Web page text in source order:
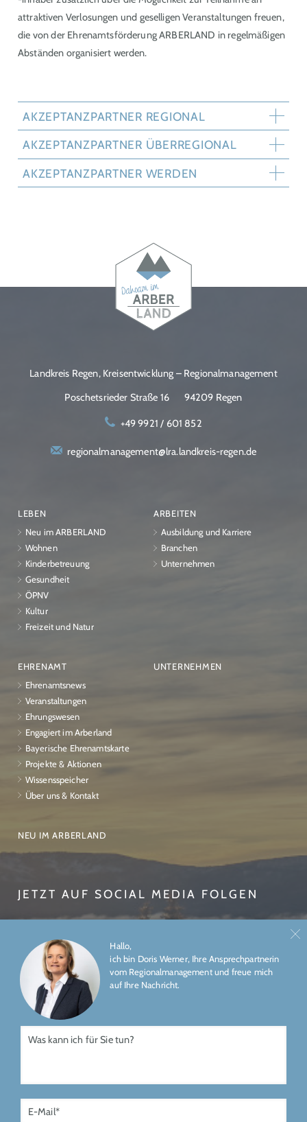
attraktiven Verlosungen und geselligen Veranstaltungen freuen,
die von der Ehrenamtsförderung ARBERLAND in regelmäßigen
Abständen organisiert werden.
AKZEPTANZPARTNER REGIONAL
AKZEPTANZPARTNER ÜBERREGIONAL
AKZEPTANZPARTNER WERDEN
Hallo,
ich bin Doris Werner, Ihre Ansprechpartnerin
vom Regionalmanagement und freue mich
auf Ihre Nachricht.
Landkreis Regen, Kreisentwicklung – Regionalmanagement
Poschetsrieder Straße 16
94209 Regen
+49 9921 / 601 852
regionalmanagement@lra.landkreis-regen.de
LEBEN
Neu im ARBERLAND
Wohnen
Kinderbetreuung
Gesundheit
ÖPNV
Kultur
Freizeit und Natur
ARBEITEN
Ausbildung und Karriere
Branchen
Unternehmen
EHRENAMT
Ehrenamtsnews
Veranstaltungen
Ehrungswesen
Engagiert im Arberland
Bayerische Ehrenamtskarte
Projekte & Aktionen
Wissensspeicher
Über uns & Kontakt
UNTERNEHMEN
NEU IM ARBERLAND
JETZT AUF SOCIAL MEDIA FOLGEN
Gefördert durch